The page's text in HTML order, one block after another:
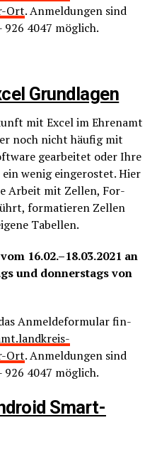
Ort. Anmel­dun­gen sind
4047 möglich.
Grundlagen
mit Excel im Ehren­amt
noch nicht häu­fig mit
gear­bei­tet oder Ihre
wenig ein­ge­ros­tet. Hier
Arbeit mit Zel­len, For­
for­ma­tie­ren Zel­len
Tabellen.
vom 16.02.–18.03.2021 an
und don­ners­tags von
Anmel­de­for­mu­lar fin­
Ort. Anmel­dun­gen sind
4047 möglich.
Smart­